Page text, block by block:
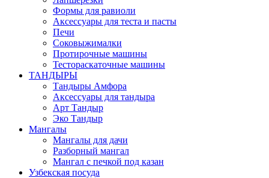
Формы для равиоли
Аксессуары для теста и пасты
Печи
Соковыжималки
Протирочные машины
Тестораскаточные машины
ТАНДЫРЫ
Тандыры Амфора
Аксессуары для тандыра
Арт Тандыр
Эко Тандыр
Мангалы
Мангалы для дачи
Разборный мангал
Мангал с печкой под казан
Узбекская посуда